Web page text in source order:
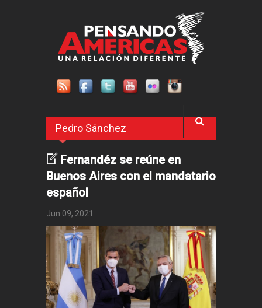
Pedro Sánchez
Fernandéz se reúne en
Buenos Aires con el mandatario
español
Jun 09, 2021